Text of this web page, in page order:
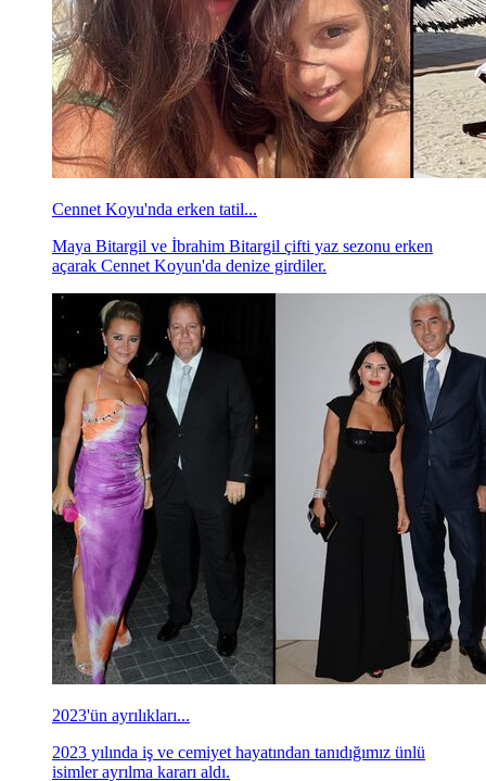
Cennet Koyu'nda erken tatil...
Maya Bitargil ve İbrahim Bitargil çifti yaz sezonu erken
açarak Cennet Koyun'da denize girdiler.
2023'ün ayrılıkları...
2023 yılında iş ve cemiyet hayatından tanıdığımız ünlü
isimler ayrılma kararı aldı.